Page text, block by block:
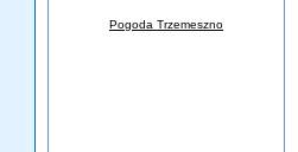
Pogoda Trzemeszno